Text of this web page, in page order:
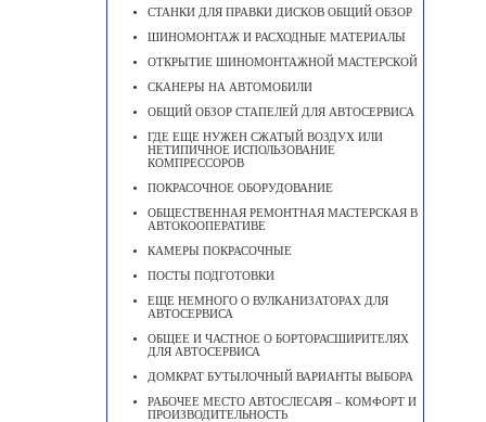
СТАНКИ ДЛЯ ПРАВКИ ДИСКОВ ОБЩИЙ ОБЗОР
ШИНОМОНТАЖ И РАСХОДНЫЕ МАТЕРИАЛЫ
ОТКРЫТИЕ ШИНОМОНТАЖНОЙ МАСТЕРСКОЙ
СКАНЕРЫ НА АВТОМОБИЛИ
ОБЩИЙ ОБЗОР СТАПЕЛЕЙ ДЛЯ АВТОСЕРВИСА
ГДЕ ЕЩЕ НУЖЕН СЖАТЫЙ ВОЗДУХ ИЛИ
НЕТИПИЧНОЕ ИСПОЛЬЗОВАНИЕ
КОМПРЕССОРОВ
ПОКРАСОЧНОЕ ОБОРУДОВАНИЕ
ОБЩЕСТВЕННАЯ РЕМОНТНАЯ МАСТЕРСКАЯ В
АВТОКООПЕРАТИВЕ
КАМЕРЫ ПОКРАСОЧНЫЕ
ПОСТЫ ПОДГОТОВКИ
ЕЩЕ НЕМНОГО О ВУЛКАНИЗАТОРАХ ДЛЯ
АВТОСЕРВИСА
ОБЩЕЕ И ЧАСТНОЕ О БОРТОРАСШИРИТЕЛЯХ
ДЛЯ АВТОСЕРВИСА
ДОМКРАТ БУТЫЛОЧНЫЙ ВАРИАНТЫ ВЫБОРА
РАБОЧЕЕ МЕСТО АВТОСЛЕСАРЯ – КОМФОРТ И
ПРОИЗВОДИТЕЛЬНОСТЬ